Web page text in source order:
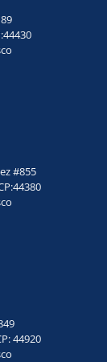
#855
44920